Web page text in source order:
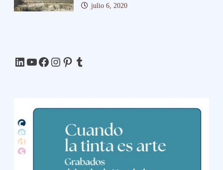
julio 6, 2020
LinkedIn
YouTube
Facebook
Instagram
Pinterest
Tumblr